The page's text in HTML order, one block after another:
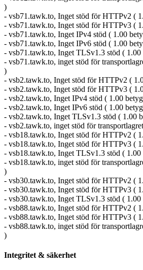
)
- vsb71.tawk.to, Inget stöd för HTTPv2 (
- vsb71.tawk.to, Inget stöd för HTTPv3 (
- vsb71.tawk.to, Inget IPv4 stöd ( 1.00
- vsb71.tawk.to, Inget IPv6 stöd ( 1.00
- vsb71.tawk.to, Inget TLSv1.3 stöd ( 1.00
- vsb71.tawk.to, inget stöd för
)
- vsb2.tawk.to, Inget stöd för HTTPv2 (
- vsb2.tawk.to, Inget stöd för HTTPv3 (
- vsb2.tawk.to, Inget IPv4 stöd ( 1.00
- vsb2.tawk.to, Inget IPv6 stöd ( 1.00
- vsb2.tawk.to, Inget TLSv1.3 stöd ( 1.00
- vsb2.tawk.to, inget stöd för
- vsb18.tawk.to, Inget stöd för HTTPv2 (
- vsb18.tawk.to, Inget stöd för HTTPv3 (
- vsb18.tawk.to, Inget TLSv1.3 stöd ( 1.00
- vsb18.tawk.to, inget stöd för
)
- vsb30.tawk.to, Inget stöd för HTTPv2 (
- vsb30.tawk.to, Inget stöd för HTTPv3 (
- vsb30.tawk.to, Inget TLSv1.3 stöd ( 1.00
- vsb88.tawk.to, Inget stöd för HTTPv2 (
- vsb88.tawk.to, Inget stöd för HTTPv3 (
- vsb88.tawk.to, inget stöd för
)
Integritet & säkerhet